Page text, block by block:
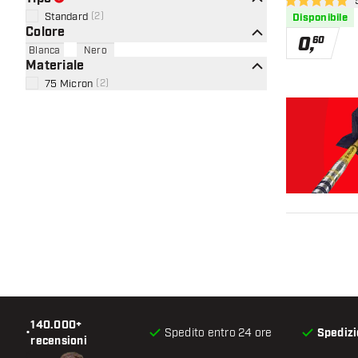
Standard 2
Colore
Blanca Nero
Materiale
75 Micron 2)
5 stelle di
Disponibile
0,60
•
140.000+
recensioni
Spedito entro 24 ore